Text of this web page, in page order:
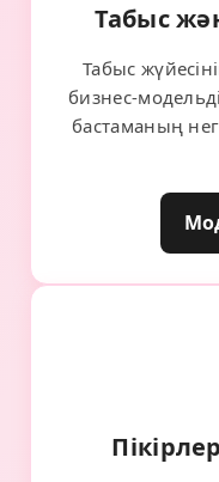
Табыс
Табыс
бизнес-
бастаманың